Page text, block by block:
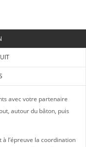
avec votre partenaire
autour du bâton, puis
l’épreuve la coordination